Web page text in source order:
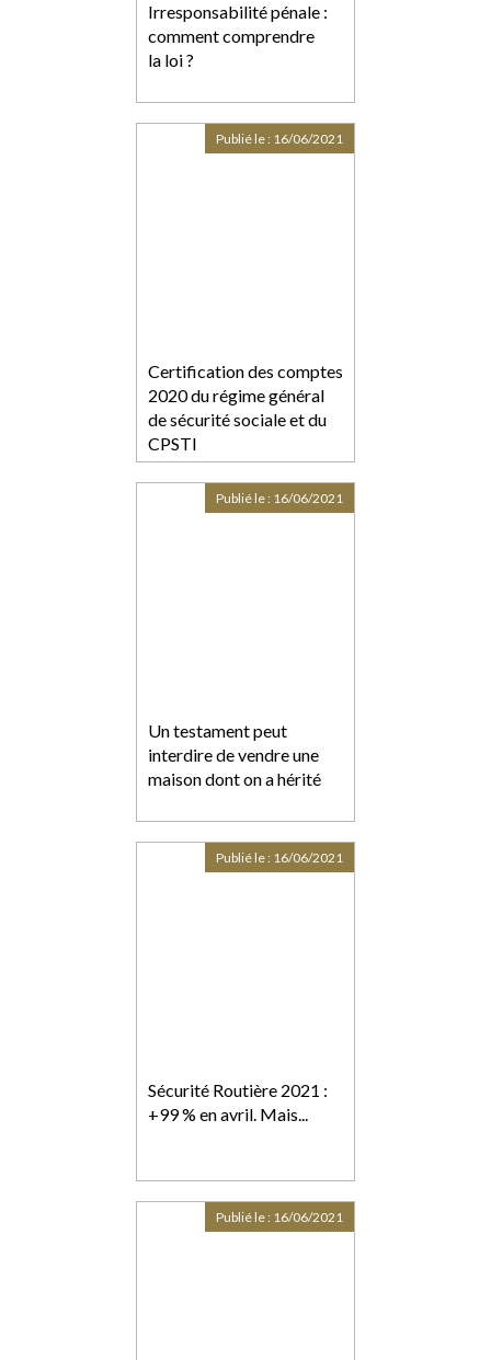
Irresponsabilité pénale :
comment comprendre
la loi ?
Certification des comptes
2020 du régime général
de sécurité sociale et du
CPSTI
Publié le : 16/06/2021
Un testament peut
interdire de vendre une
maison dont on a hérité
Publié le : 16/06/2021
Sécurité Routière 2021 :
+99 % en avril. Mais...
Publié le : 16/06/2021
Publié le : 16/06/2021